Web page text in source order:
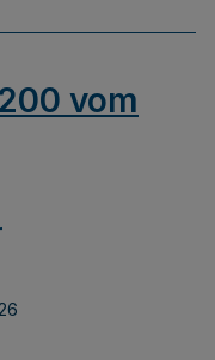
vom